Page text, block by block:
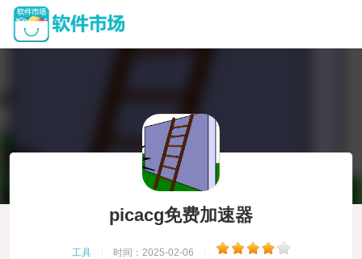
picacg免费加速器
工具 时间：2025-02-06